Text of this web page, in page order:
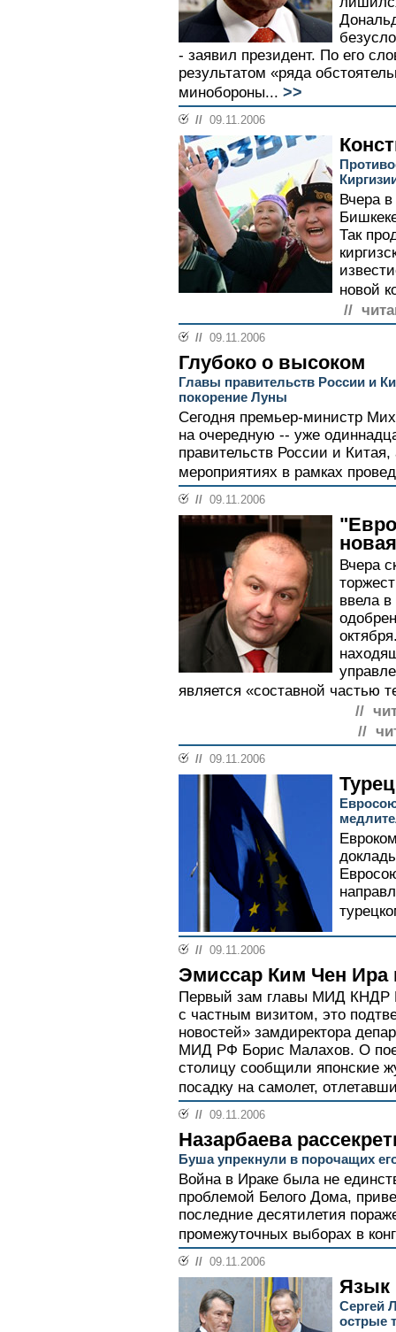
- заявил президент. По его
результатом «ряда
минобороны... >>
// 09.11.2006
Вчера
Так
новой
//
// 09.11.2006
Глубоко о высоком
Главы правительств России и
покорение Луны
Сегодня премьер-министр
на очередную -- уже
правительств России и
мероприятиях в рамках
// 09.11.2006
Вчера
ввела
является «составной частью
//
//
// 09.11.2006
// 09.11.2006
Эмиссар Ким Чен
Первый зам главы МИД КНДР
с частным визитом, это
новостей» замдиректора
МИД РФ Борис Малахов. О
столицу сообщили японские
посадку на самолет,
// 09.11.2006
Назарбаева
Буша упрекнули в порочащих
Война в Ираке была не
проблемой Белого Дома,
последние десятилетия
промежуточных выборах в
// 09.11.2006
Язык
Сергей
острые